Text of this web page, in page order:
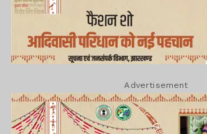
Advertisement